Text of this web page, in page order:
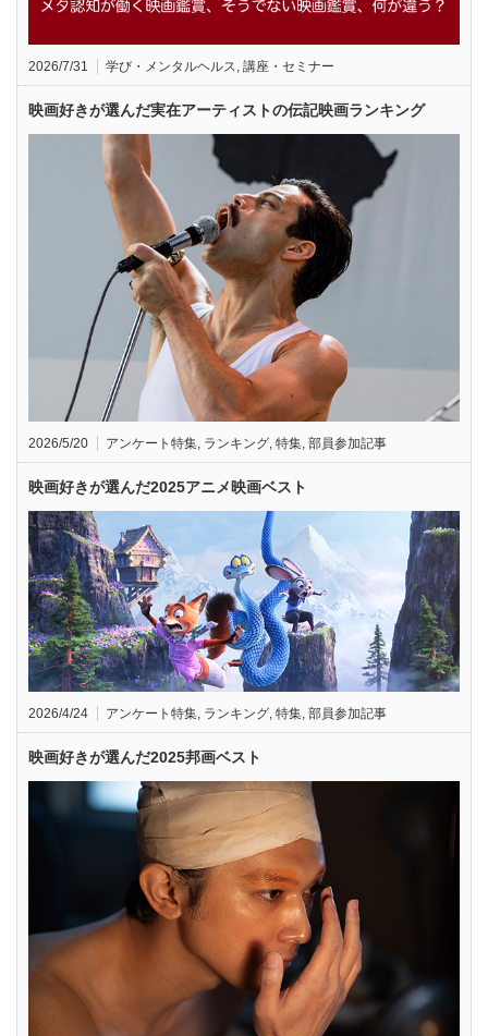
2026/7/31 学び・メンタルヘルス, 講座・セミナー
映画好きが選んだ実在アーティストの伝記映画ランキング
2026/5/20 アンケート特集, ランキング, 特集, 部員参加記事
映画好きが選んだ2025アニメ映画ベスト
2026/4/24 アンケート特集, ランキング, 特集, 部員参加記事
映画好きが選んだ2025邦画ベスト